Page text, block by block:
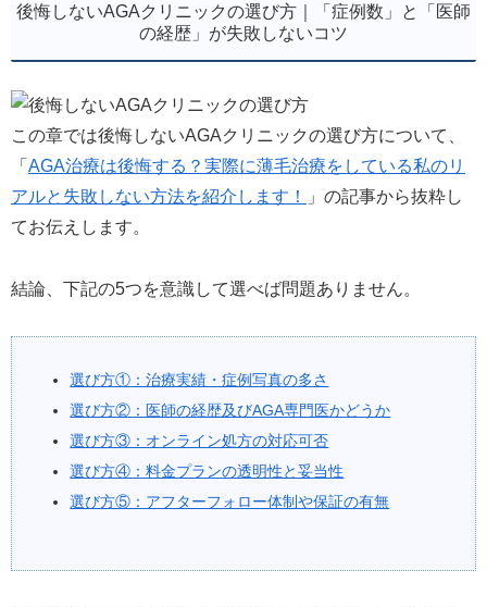
後悔しないAGAクリニックの選び方｜「症例数」と「医師
の経歴」が失敗しないコツ
この章では後悔しないAGAクリニックの選び方について、
「 AGA治療は後悔する？実際に薄毛治療をしている私のリ
アルと失敗しない方法を紹介します！
」の記事から抜粋し
てお伝えします。
結論、下記の5つを意識して選べば問題ありません。
選び方①：治療実績・症例写真の多さ
選び方②：医師の経歴及びAGA専門医かどうか
選び方③：オンライン処方の対応可否
選び方④：料金プランの透明性と妥当性
選び方⑤：アフターフォロー体制や保証の有無